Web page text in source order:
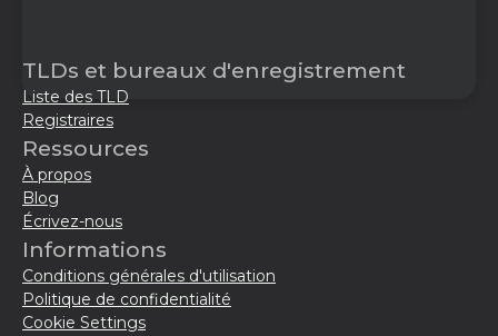
TLDs et bureaux d'enregistrement
Liste des TLD
Registraires
Ressources
À propos
Blog
Écrivez-nous
Informations
Conditions générales d'utilisation
Politique de confidentialité
Cookie Settings